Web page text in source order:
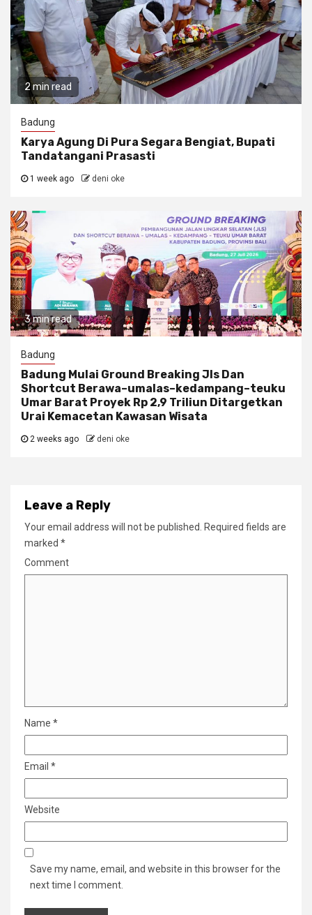
2 min read
Badung
Karya Agung Di Pura Segara Bengiat, Bupati
Tandatangani Prasasti
1 week ago deni oke
3 min read
Badung
Badung Mulai Ground Breaking Jls Dan
Shortcut Berawa–umalas–kedampang–teuku
Umar Barat Proyek Rp 2,9 Triliun Ditargetkan
Urai Kemacetan Kawasan Wisata
2 weeks ago deni oke
Leave a Reply
Your email address will not be published.
Required fields are
marked *
Comment
Name *
Email *
Website
Save my name, email, and website in this browser for the
next time I comment.